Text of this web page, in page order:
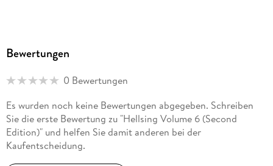
Bewertungen
0 Bewertungen
Es wurden noch keine Bewertungen abgegeben. Schreiben
Sie die erste Bewertung zu "Hellsing Volume 6 (Second
Edition)" und helfen Sie damit anderen bei der
Kaufentscheidung.